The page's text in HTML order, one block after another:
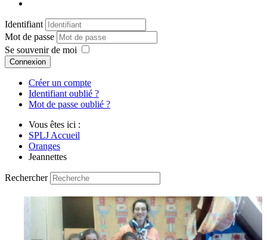
Identifiant
Mot de passe
Se souvenir de moi
Connexion
Créer un compte
Identifiant oublié ?
Mot de passe oublié ?
Vous êtes ici :
SPLJ Accueil
Oranges
Jeannettes
Rechercher